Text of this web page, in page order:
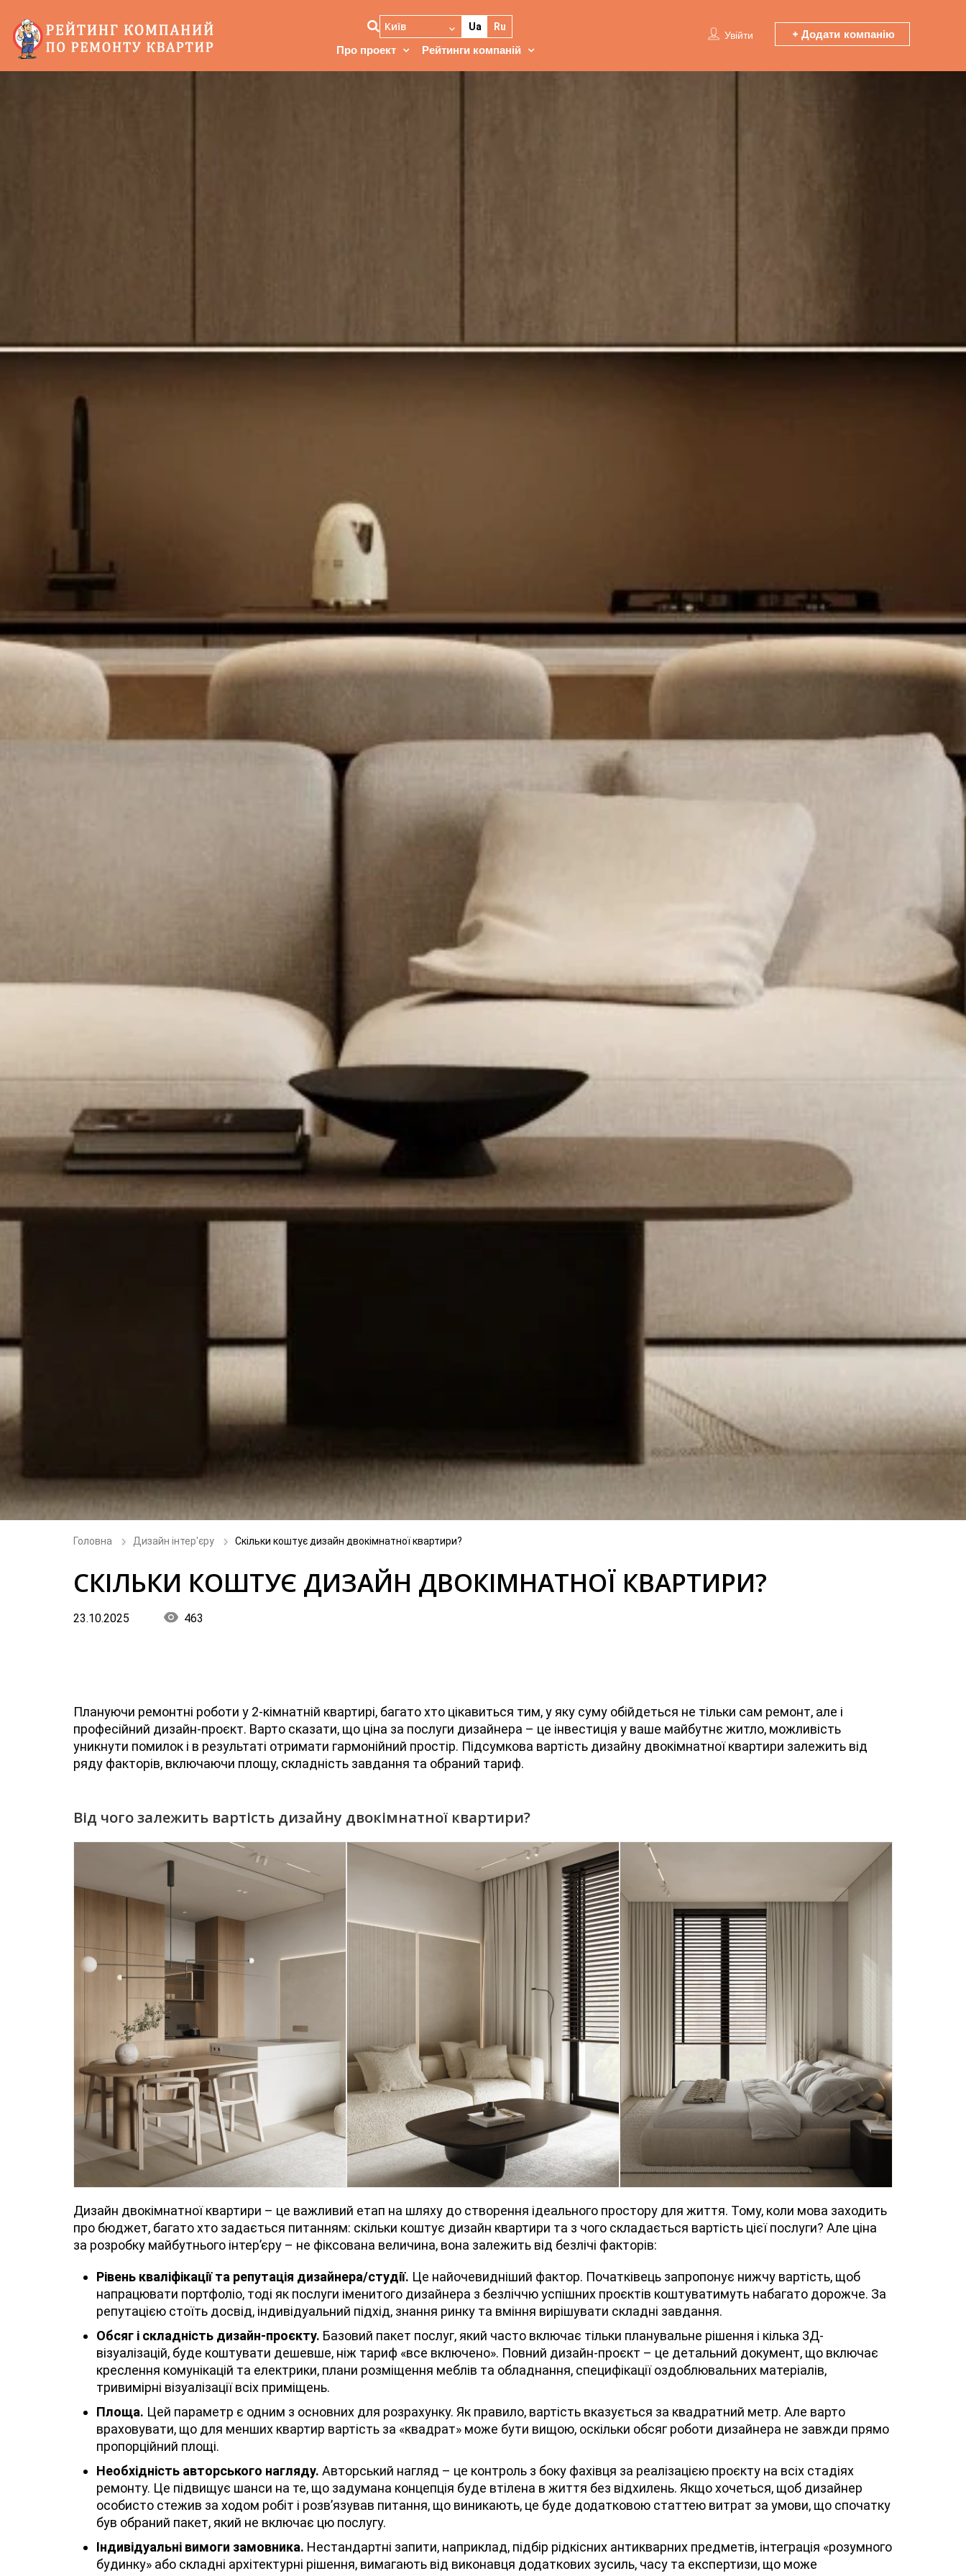
Київ Ua Ru
Про проект Рейтинги компаній
Увійти Додати компанію
Головна Дизайн інтер'єру Скільки коштує дизайн двокімнатної квартири?
СКІЛЬКИ КОШТУЄ ДИЗАЙН ДВОКІМНАТНОЇ КВАРТИРИ?
23.10.2025 463
Плануючи ремонтні роботи у 2-кімнатній квартирі, багато хто цікавиться тим, у яку суму обійдеться не тільки сам ремонт, але і
професійний дизайн-проєкт. Варто сказати, що ціна за послуги дизайнера – це інвестиція у ваше майбутнє житло, можливість
уникнути помилок і в результаті отримати гармонійний простір. Підсумкова вартість дизайну двокімнатної квартири залежить від
ряду факторів, включаючи площу, складність завдання та обраний тариф.
Від чого залежить вартість дизайну двокімнатної квартири?
Дизайн двокімнатної квартири – це важливий етап на шляху до створення ідеального простору для життя. Тому, коли мова заходить
про бюджет, багато хто задається питанням: скільки коштує дизайн квартири та з чого складається вартість цієї послуги? Але ціна
за розробку майбутнього інтер’єру – не фіксована величина, вона залежить від безлічі факторів:
Рівень кваліфікації та репутація дизайнера/студії. Це найочевидніший фактор. Початківець запропонує нижчу вартість, щоб
напрацювати портфоліо, тоді як послуги іменитого дизайнера з безліччю успішних проєктів коштуватимуть набагато дорожче. За
репутацією стоїть досвід, індивідуальний підхід, знання ринку та вміння вирішувати складні завдання.
Обсяг і складність дизайн-проєкту. Базовий пакет послуг, який часто включає тільки планувальне рішення і кілька 3Д-
візуалізацій, буде коштувати дешевше, ніж тариф «все включено». Повний дизайн-проєкт – це детальний документ, що включає
креслення комунікацій та електрики, плани розміщення меблів та обладнання, специфікації оздоблювальних матеріалів,
тривимірні візуалізації всіх приміщень.
Площа. Цей параметр є одним з основних для розрахунку. Як правило, вартість вказується за квадратний метр. Але варто
враховувати, що для менших квартир вартість за «квадрат» може бути вищою, оскільки обсяг роботи дизайнера не завжди прямо
пропорційний площі.
Необхідність авторського нагляду. Авторський нагляд – це контроль з боку фахівця за реалізацією проєкту на всіх стадіях
ремонту. Це підвищує шанси на те, що задумана концепція буде втілена в життя без відхилень. Якщо хочеться, щоб дизайнер
особисто стежив за ходом робіт і розв’язував питання, що виникають, це буде додатковою статтею витрат за умови, що спочатку
був обраний пакет, який не включає цю послугу.
Індивідуальні вимоги замовника. Нестандартні запити, наприклад, підбір рідкісних антикварних предметів, інтеграція «розумного
будинку» або складні архітектурні рішення, вимагають від виконавця додаткових зусиль, часу та експертизи, що може